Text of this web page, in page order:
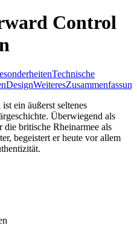
Control
Technische
DesignWeiteresZusammenfassung
ein äußerst seltenes
Überwiegend als
britische Rheinarmee als
begeistert er heute vor allem